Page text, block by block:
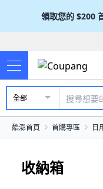
領取您的 $200
全部
酷澎首頁 首購專區 日
收納箱